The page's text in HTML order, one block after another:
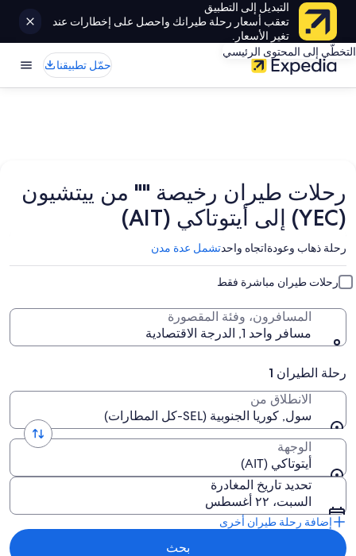
التبديل إلى التطبيق
تعقب أسعار رحلة طيرانك واحصل على إخطارات عند
تغير الأسعار.
التخطّي إلى المحتوى الرئيسي
حمّل تطبيقنا
رحلات طيران رخيصة "" من ييتشيون
(YEC) إلى أيتوتاكي (AIT)
رحلة ذهاب وعودةاتجاه واحدتشمل عدة مدن
رحلات طيران مباشرة فقط
المسافرون، وفئة المقصورة
مسافر واحد 1, الدرجة الاقتصادية
رحلة الطيران 1
الانطلاق من
سول, كوريا الجنوبية (SEL-كل المطارات)
الوجهة
أيتوتاكي (AIT)
تحديد تاريخ المغادرة
السبت، ٢٢ أغسطس
إضافة رحلة طيران أخرى
بحث